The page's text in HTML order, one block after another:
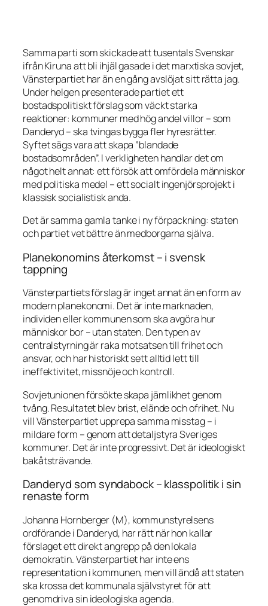
Samma parti som skickade att tusentals Svenskar
ifrån Kiruna att bli ihjäl gasade i det marxtiska sovjet,
Vänsterpartiet har än en gång avslöjat sitt rätta jag.
Under helgen presenterade partiet ett
bostadspolitiskt förslag som väckt starka
reaktioner: kommuner med hög andel villor – som
Danderyd – ska tvingas bygga fler hyresrätter.
Syftet sägs vara att skapa ”blandade
bostadsområden”. I verkligheten handlar det om
något helt annat: ett försök att omfördela människor
med politiska medel – ett socialt ingenjörsprojekt i
klassisk socialistisk anda.
Det är samma gamla tanke i ny förpackning: staten
och partiet vet bättre än medborgarna själva.
Planekonomins återkomst – i svensk
tappning
Vänsterpartiets förslag är inget annat än en form av
modern planekonomi. Det är inte marknaden,
individen eller kommunen som ska avgöra hur
människor bor – utan staten. Den typen av
centralstyrning är raka motsatsen till frihet och
ansvar, och har historiskt sett alltid lett till
ineffektivitet, missnöje och kontroll.
Sovjetunionen försökte skapa jämlikhet genom
tvång. Resultatet blev brist, elände och ofrihet. Nu
vill Vänsterpartiet upprepa samma misstag – i
mildare form – genom att detaljstyra Sveriges
kommuner. Det är inte progressivt. Det är ideologiskt
bakåtsträvande.
Danderyd som syndabock – klasspolitik i sin
renaste form
Johanna Hornberger (M), kommunstyrelsens
ordförande i Danderyd, har rätt när hon kallar
förslaget ett direkt angrepp på den lokala
demokratin. Vänsterpartiet har inte ens
representation i kommunen, men vill ändå att staten
ska krossa det kommunala självstyret för att
genomdriva sin ideologiska agenda.